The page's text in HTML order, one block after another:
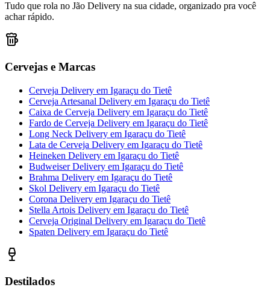
Tudo que rola no Jão Delivery na sua cidade, organizado pra você
achar rápido.
Cervejas e Marcas
Cerveja Delivery em Igaraçu do Tietê
Cerveja Artesanal Delivery em Igaraçu do Tietê
Caixa de Cerveja Delivery em Igaraçu do Tietê
Fardo de Cerveja Delivery em Igaraçu do Tietê
Long Neck Delivery em Igaraçu do Tietê
Lata de Cerveja Delivery em Igaraçu do Tietê
Heineken Delivery em Igaraçu do Tietê
Budweiser Delivery em Igaraçu do Tietê
Brahma Delivery em Igaraçu do Tietê
Skol Delivery em Igaraçu do Tietê
Corona Delivery em Igaraçu do Tietê
Stella Artois Delivery em Igaraçu do Tietê
Cerveja Original Delivery em Igaraçu do Tietê
Spaten Delivery em Igaraçu do Tietê
Destilados